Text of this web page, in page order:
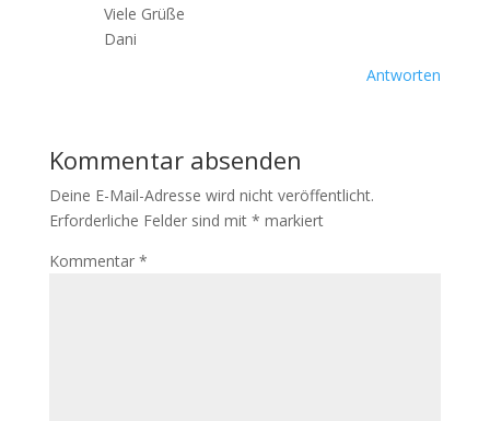
Viele Grüße
Dani
Antworten
Kommentar absenden
Deine E-Mail-Adresse wird nicht veröffentlicht.
Erforderliche Felder sind mit * markiert
Kommentar *